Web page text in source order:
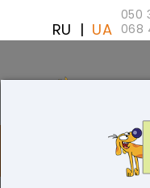
050
068
RU | UA